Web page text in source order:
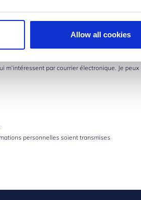
Allow all cookies
par courrier électronique. Je peux
personnelles soient transmises